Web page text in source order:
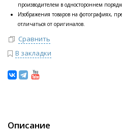
производителем в одностороннем
Изображения товаров на фотографиях,
отличаться от оригиналов.
Сравнить
В закладки
Описание